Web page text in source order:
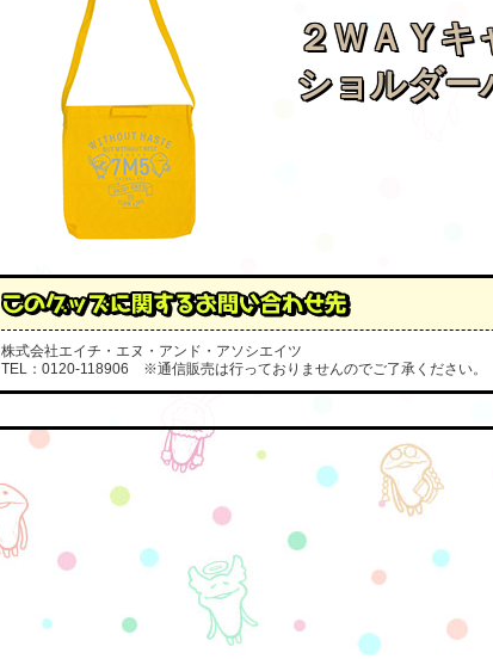
２ＷＡＹキ
ショルダー
株式会社エイチ・エヌ・アンド・アソシエイツ
TEL：0120-118906 ※通信販売は行っておりませんのでご了承ください。